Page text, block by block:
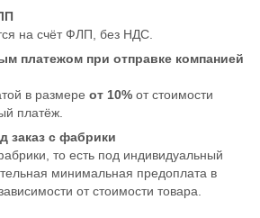
на счёт ФЛП, без НДС.
платежом при отправке компанией
в размере от 10% от стоимости
платёж.
заказ с фабрики
то есть под индивидуальный
минимальная предоплата в
от стоимости товара.